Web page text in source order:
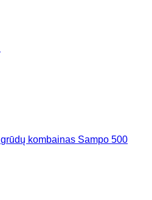
grūdų kombainas Sampo 500